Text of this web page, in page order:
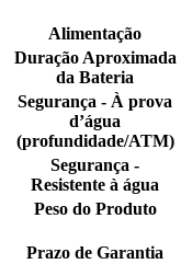
Alimentação
Duração Aproximada
da Bateria
Segurança - À prova
d’água
(profundidade/ATM)
Segurança -
Resistente à água
Peso do Produto
Prazo de Garantia